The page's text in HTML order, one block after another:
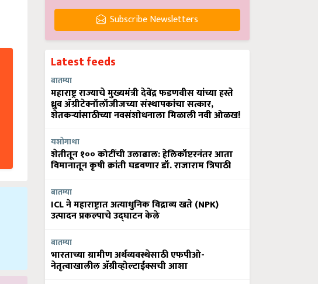
Subscribe Newsletters
Latest feeds
बातम्या
महाराष्ट्र राज्याचे मुख्यमंत्री देवेंद्र फडणवीस यांच्या हस्ते
ध्रुव ॲग्रीटेक्नॉलॉजीजच्या संस्थापकांचा सत्कार,
शेतकऱ्यांसाठीच्या नवसंशोधनाला मिळाली नवी ओळख!
यशोगाथा
शेतीतून १०० कोटींची उलाढाल: हेलिकॉप्टरनंतर आता
विमानातून कृषी क्रांती घडवणार डॉ. राजाराम त्रिपाठी
बातम्या
ICL ने महाराष्ट्रात अत्याधुनिक विद्राव्य खते (NPK)
उत्पादन प्रकल्पाचे उद्घाटन केले
बातम्या
भारताच्या ग्रामीण अर्थव्यवस्थेसाठी एफपीओ-
नेतृत्वाखालील अ‍ॅग्रीव्होल्टाईक्सची आशा